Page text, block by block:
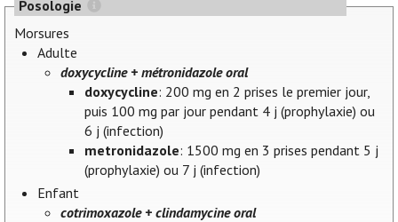
Posologie
Morsures
Adulte
doxycycline + métronidazole oral
doxycycline: 200 mg en 2 prises le premier jour,
puis 100 mg par jour pendant 4 j (prophylaxie) ou
6 j (infection)
metronidazole: 1500 mg en 3 prises pendant 5 j
(prophylaxie) ou 7 j (infection)
Enfant
cotrimoxazole + clindamycine oral